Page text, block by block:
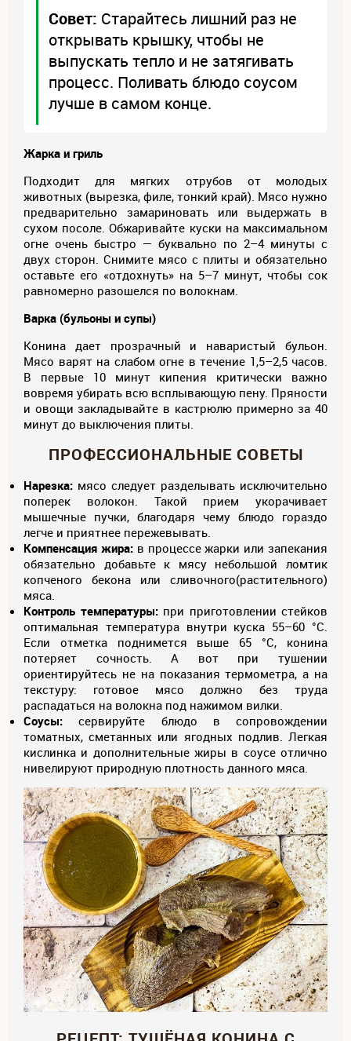
Совет: Старайтесь лишний раз не
открывать крышку, чтобы не
выпускать тепло и не затягивать
процесс. Поливать блюдо соусом
лучше в самом конце.
Жарка и гриль
Подходит для мягких отрубов от молодых
животных (вырезка, филе, тонкий край). Мясо нужно
предварительно замариновать или выдержать в
сухом посоле. Обжаривайте куски на максимальном
огне очень быстро — буквально по 2–4 минуты с
двух сторон. Снимите мясо с плиты и обязательно
оставьте его «отдохнуть» на 5–7 минут, чтобы сок
равномерно разошелся по волокнам.
Варка (бульоны и супы)
Конина дает прозрачный и наваристый бульон.
Мясо варят на слабом огне в течение 1,5–2,5 часов.
В первые 10 минут кипения критически важно
вовремя убирать всю всплывающую пену. Пряности
и овощи закладывайте в кастрюлю примерно за 40
минут до выключения плиты.
ПРОФЕССИОНАЛЬНЫЕ СОВЕТЫ
Нарезка: мясо следует разделывать исключительно
поперек волокон. Такой прием укорачивает
мышечные пучки, благодаря чему блюдо гораздо
легче и приятнее пережевывать.
Компенсация жира:в процессе жарки или запекания
обязательно добавьте к мясу небольшой ломтик
копченого бекона или сливочного(растительного)
мяса.
Контроль температуры:при приготовлении стейков
оптимальная температура внутри куска 55–60 °C.
Если отметка поднимется выше 65 °C, конина
потеряет сочность. А вот при тушении
ориентируйтесь не на показания термометра, а на
текстуру: готовое мясо должно без труда
распадаться на волокна под нажимом вилки.
Соусы: сервируйте блюдо в сопровождении
томатных, сметанных или ягодных подлив. Легкая
кислинка и дополнительные жиры в соусе отлично
нивелируют природную плотность данного мяса.